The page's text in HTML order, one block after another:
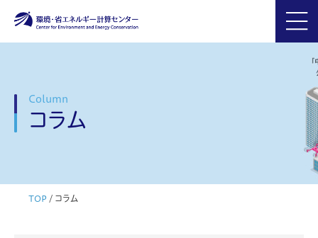
Column
コラム
TOP / コラム